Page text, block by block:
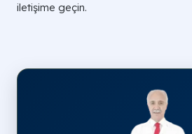
iletişime geçin.